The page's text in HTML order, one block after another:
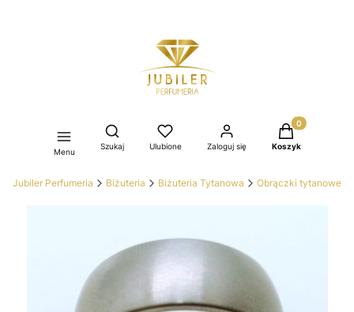
Menu
Otwórz wyszukiwarkę
Szukaj Ulubione Zaloguj się
Produkty w
Koszyk
Jubiler Perfumeria Biżuteria Biżuteria Tytanowa Obrączki tytanowe